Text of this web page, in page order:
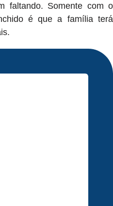
faltando. Somente com o
é que a família terá